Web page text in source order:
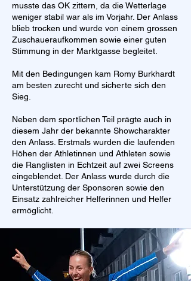
musste das OK zittern, da die Wetterlage
weniger stabil war als im Vorjahr. Der Anlass
blieb trocken und wurde von einem grossen
Zuschaueraufkommen sowie einer guten
Stimmung in der Marktgasse begleitet.
Mit den Bedingungen kam Romy Burkhardt
am besten zurecht und sicherte sich den
Sieg.
Neben dem sportlichen Teil prägte auch in
diesem Jahr der bekannte Showcharakter
den Anlass. Erstmals wurden die laufenden
Höhen der Athletinnen und Athleten sowie
die Ranglisten in Echtzeit auf zwei Screens
eingeblendet. Der Anlass wurde durch die
Unterstützung der Sponsoren sowie den
Einsatz zahlreicher Helferinnen und Helfer
ermöglicht.